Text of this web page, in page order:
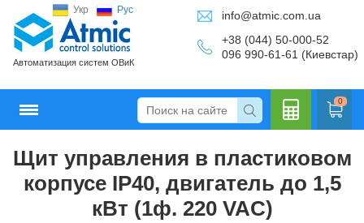
Укр Рус
Автоматизация систем ОВиК
info@atmic.com.ua
+38 (044) 50-000-52
096 990-61-61 (Киевстар)
0
Щит управления в пластиковом
корпусе IP40, двигатель до 1,5
кВт (1ф. 220 VAC)